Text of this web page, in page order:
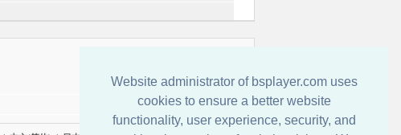
Website administrator of bsplayer.com uses
cookies to ensure a better website
functionality, user experience, security, and